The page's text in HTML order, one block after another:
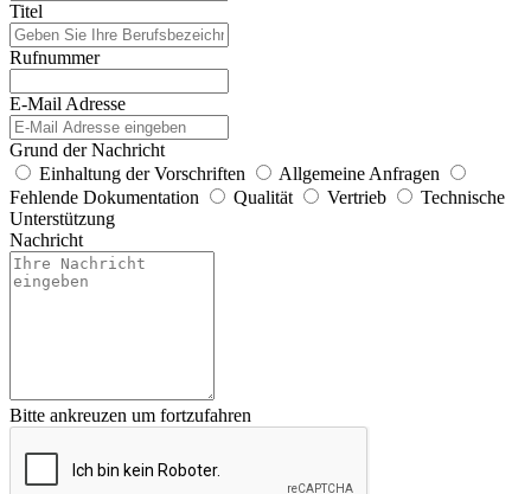
Titel
Rufnummer
E-Mail Adresse
Grund der Nachricht
Einhaltung der Vorschriften
Allgemeine Anfragen
Fehlende Dokumentation
Qualität Vertrieb
Technische
Unterstützung
Nachricht
Bitte ankreuzen um fortzufahren